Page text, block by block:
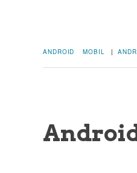
ANDROID MOBIL |